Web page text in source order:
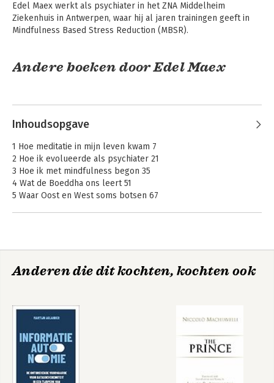
Edel Maex werkt als psychiater in het ZNA Middelheim
Ziekenhuis in Antwerpen, waar hij al jaren trainingen geeft in
Mindfulness Based Stress Reduction (MBSR).
Andere boeken door Edel Maex
Inhoudsopgave
1 Hoe meditatie in mijn leven kwam 7
2 Hoe ik evolueerde als psychiater 21
3 Hoe ik met mindfulness begon 35
4 Wat de Boeddha ons leert 51
5 Waar Oost en West soms botsen 67
Naschrift
Anderen die dit kochten, kochten ook